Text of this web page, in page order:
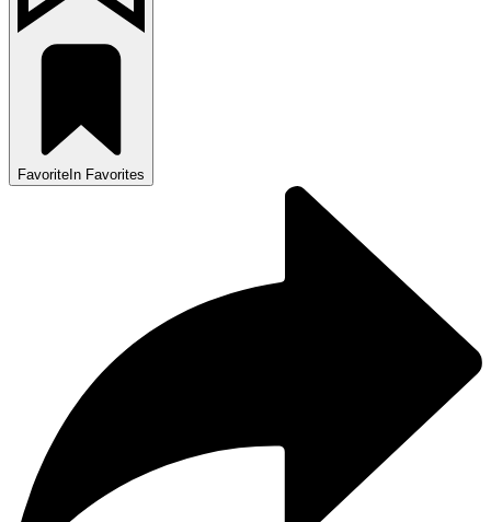
Favorite In Favorites